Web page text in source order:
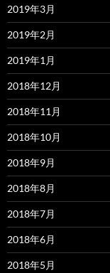
2019年3月
2019年2月
2019年1月
2018年12月
2018年11月
2018年10月
2018年9月
2018年8月
2018年7月
2018年6月
2018年5月